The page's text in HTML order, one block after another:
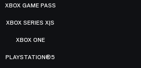
XBOX GAME PASS
XBOX SERIES X|S
XBOX ONE
PLAYSTATION®5